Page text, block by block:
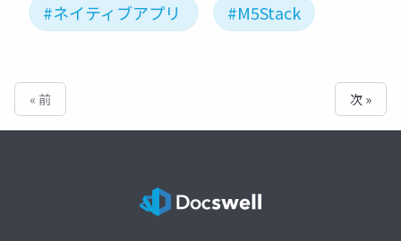
#ネイティブアプリ #M5Stack
« 前 次 »